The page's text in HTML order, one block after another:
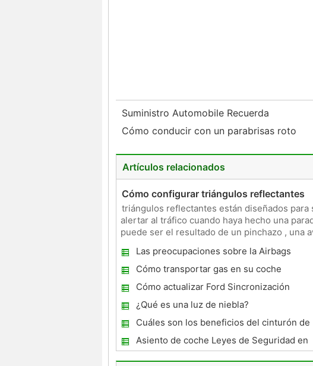
Suministro Automobile Recuerda
Cómo conducir con un parabrisas roto
Artículos relacionados
Cómo configurar triángulos reflectantes
triángulos reflectantes están diseñados
alertar al tráfico cuando haya hecho una
puede ser el resultado de un pinchazo , una
Las preocupaciones sobre la Airbags
Cómo transportar gas en su coche
Cómo actualizar Ford Sincronización
¿Qué es una luz de niebla?
Cuáles son los beneficios del cinturón de
seguridad?
Asiento de coche Leyes de Seguridad en
Missouri